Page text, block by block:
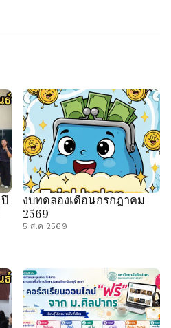
งบทดลองเดือนกรกฎาคม
2569
5 ส.ค 2569